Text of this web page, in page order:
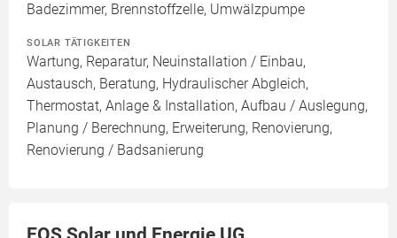
Badezimmer, Brennstoffzelle, Umwälzpumpe
SOLAR TÄTIGKEITEN
Wartung, Reparatur, Neuinstallation / Einbau,
Austausch, Beratung, Hydraulischer Abgleich,
Thermostat, Anlage & Installation, Aufbau / Auslegung,
Planung / Berechnung, Erweiterung, Renovierung,
Renovierung / Badsanierung